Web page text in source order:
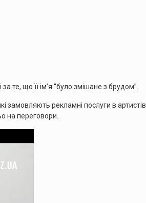
те, що її ім’я “було змішане з брудом”.
замовляють рекламні послуги в артистів.
на переговори.